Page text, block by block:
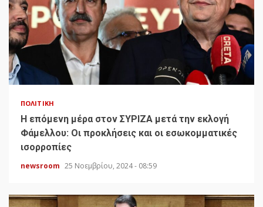
ΠΟΛΙΤΙΚΉ
H επόμενη μέρα στον ΣΥΡΙΖΑ μετά την εκλογή
Φάμελλου: Οι προκλήσεις και οι εσωκομματικές
ισορροπίες
newsroom 25 Νοεμβρίου, 2024 - 08:59